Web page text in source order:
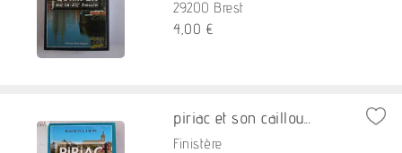
29200 Brest
4,00 €
piriac et son caillou...
Finistère